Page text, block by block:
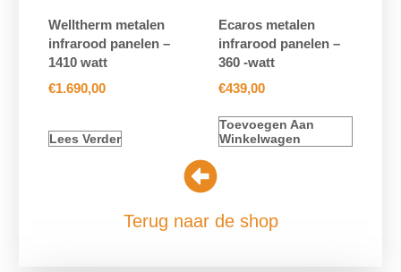
Welltherm metalen
infrarood panelen –
1410 watt
€1.690,00
Lees Verder
Ecaros metalen
infrarood panelen –
360 -watt
€439,00
Toevoegen Aan
Winkelwagen
Terug naar de shop